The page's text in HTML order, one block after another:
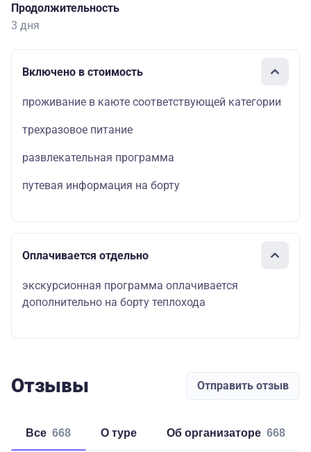
Продолжительность
3 дня
Включено в стоимость
проживание в каюте соответствующей категории
трехразовое питание
развлекательная программа
путевая информация на борту
Оплачивается отдельно
экскурсионная программа оплачивается
дополнительно на борту теплохода
Отзывы Отправить отзыв
Все 668 о туре об организаторе 668